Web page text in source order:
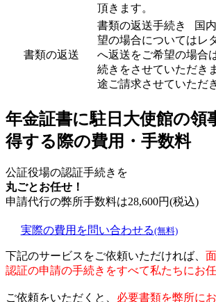
頂きます。
書類の返送
書類の返送手続き 国
望の場合についてはレ
へ返送をご希望の場合
続きをさせていただき
途ご請求させていただ
年金証書に駐日大使館の領
得する際の費用・手数料
公証役場の認証手続きを
丸ごとお任せ！
申請代行の弊所手数料は28,600円(税込)
実際の費用を問い合わせる(無料)
下記のサービスをご依頼いただければ、
認証の申請の手続きをすべて私たちにお
ご依頼をいただくと、 必要書類を弊所に